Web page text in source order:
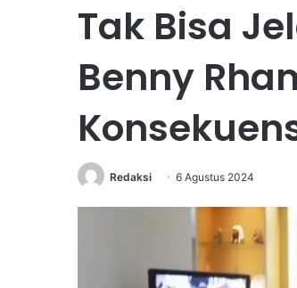
Tak Bisa
Benny
Redaksi 6 Agustus 2024